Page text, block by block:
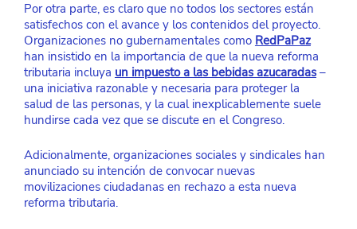
Por otra parte, es claro que no todos los sectores están
satisfechos con el avance y los contenidos del proyecto.
Organizaciones no gubernamentales como RedPaPaz
han insistido en la importancia de que la nueva reforma
tributaria incluya un impuesto a las bebidas azucaradas –
una iniciativa razonable y necesaria para proteger la
salud de las personas, y la cual inexplicablemente suele
hundirse cada vez que se discute en el Congreso.
Adicionalmente, organizaciones sociales y sindicales han
anunciado su intención de convocar nuevas
movilizaciones ciudadanas en rechazo a esta nueva
reforma tributaria.